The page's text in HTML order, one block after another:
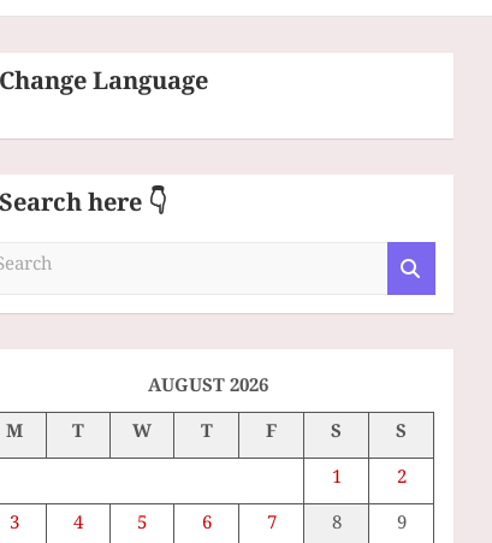
Change Language
Search here 👇
AUGUST 2026
M
T W T F S
S
1
2
3
4 5 6 7 8
9